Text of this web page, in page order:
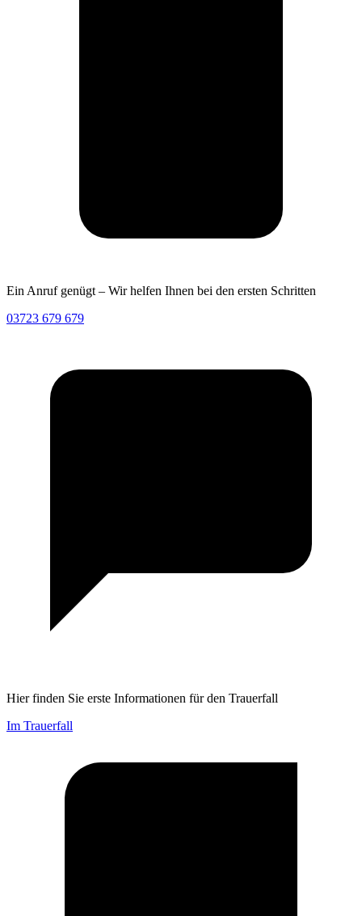
Ein Anruf genügt – Wir helfen Ihnen bei den ersten Schritten
03723 679 679
Hier finden Sie erste Informationen für den Trauerfall
Im Trauerfall